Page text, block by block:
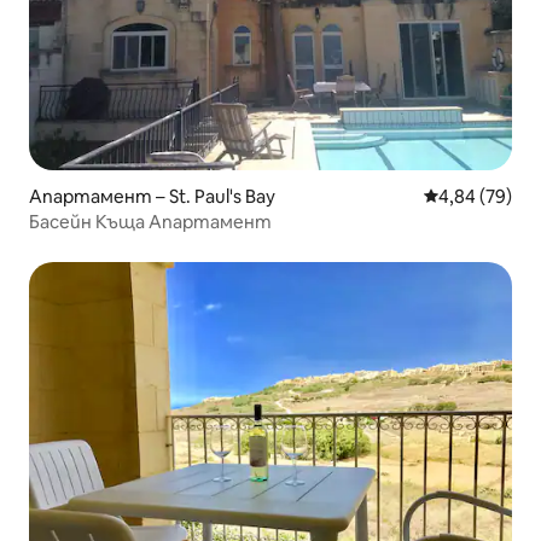
Апартамент – St. Paul's Bay Средна
4,84 (79)
Басейн Къща Апартамент